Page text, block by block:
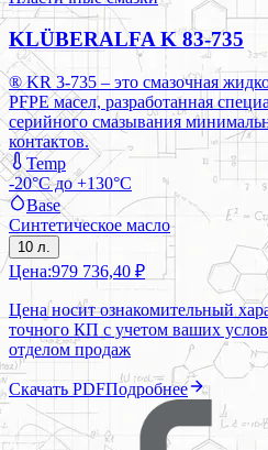
KLÜBERALFA K 83-735
® KR 3-735 – это смазочная
PFPE масел, разработанная
серийного смазывания
контактов.
Temp
-20°C до +130°C
Base
Синтетическое масло
10 л.
Цена:979 736,40 ₽
Цена носит ознакомительный
точного КП с учетом ваших
отделом продаж
Скачать PDFПодробнее